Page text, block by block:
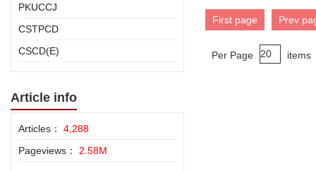
PKUCCJ
CSTPCD
CSCD(E)
Article info
Articles： 4,288
Pageviews： 2.58M
First page Prev
Per Page items